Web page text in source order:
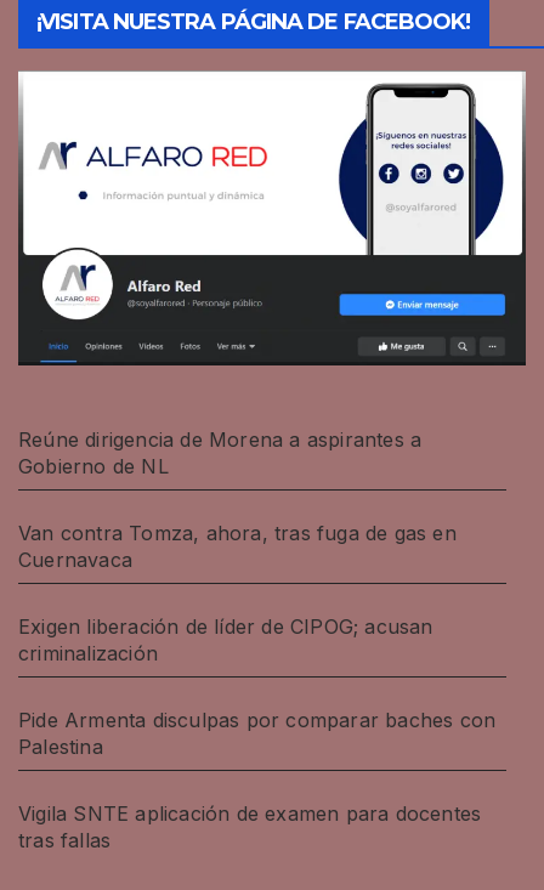
¡VISITA NUESTRA PÁGINA DE FACEBOOK!
Reúne dirigencia de Morena a aspirantes a
Gobierno de NL
Van contra Tomza, ahora, tras fuga de gas en
Cuernavaca
Exigen liberación de líder de CIPOG; acusan
criminalización
Pide Armenta disculpas por comparar baches con
Palestina
Vigila SNTE aplicación de examen para docentes
tras fallas